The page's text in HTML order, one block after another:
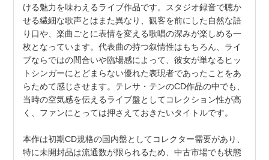
ける魅力を味わえるライブ作品です。スタジオ録音で聴か
せる繊細な歌声とはまた異なり、観客を前にした自然な語
り口や、楽曲ごとに表情を変える歌唱の深みが楽しめる一
枚となっています。代表曲の持つ叙情性はもちろん、ライ
ブならではの間合いや臨場感によって、彼女が単なるヒッ
トシンガーにとどまらない優れた表現者であったことをあ
らためて感じさせます。テレサ・テンのCD作品の中でも、
当時の空気感を伝えるライブ盤としてコレクション性が高
く、ファンにとっては押さえておきたいタイトルです。
本作は初期CD規格の国内盤としてコレクター需要があり、
特に未開封品は流通数が限られるため、中古市場でも状態